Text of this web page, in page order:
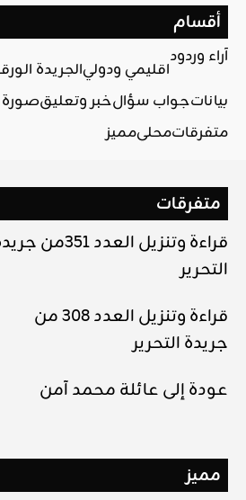
أقسام
آراء وردود
اقليمي ودوليالجريدة
بياناتجواب سؤالخبر وتعليقصورة
متفرقاتمحليمميز
متفرقات
قراءة وتنزيل العدد 351من
التحرير
قراءة وتنزيل العدد 308 من
جريدة التحرير
عودة إلى عائلة محمد آمن
مميز